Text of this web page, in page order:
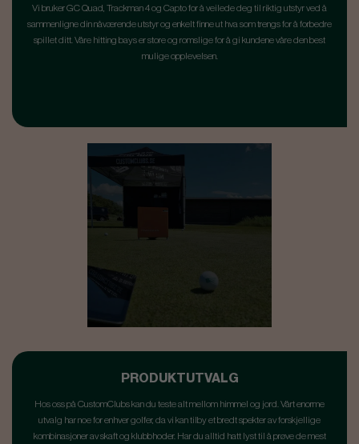
Vi bruker GC Quad, Trackman 4 og Capto for å veilede deg til riktig utstyr ved å
sammenligne din nåværende utstyr og enkelt finne ut hva som trengs for å forbedre
spillet ditt. Våre hitting bays er store og romslige for å gi kundene våre den best
mulige opplevelsen.
PRODUKTUTVALG
Hos oss på CustomClubs kan du teste alt mellom himmel og jord. Vårt enorme
utvalg har noe for enhver golfer, da vi kan tilby et bredt spekter av forskjellige
kombinasjoner av skaft og klubbhoder. Har du alltid hatt lyst til å prøve de mest